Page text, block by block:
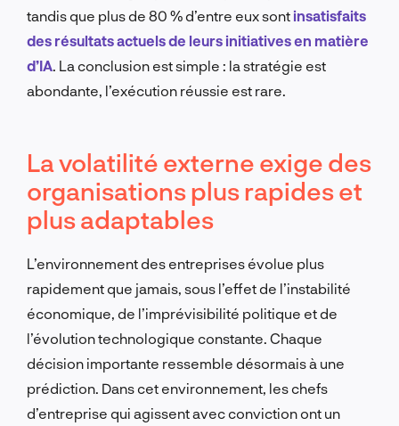
tandis que plus de 80 % d’entre eux sont insatisfaits
des résultats actuels de leurs initiatives en matière
d’IA . La conclusion est simple : la stratégie est
abondante, l’exécution réussie est rare.
La volatilité externe exige des
organisations plus rapides et
plus adaptables
L’environnement des entreprises évolue plus
rapidement que jamais, sous l’effet de l’instabilité
économique, de l’imprévisibilité politique et de
l’évolution technologique constante. Chaque
décision importante ressemble désormais à une
prédiction. Dans cet environnement, les chefs
d’entreprise qui agissent avec conviction ont un